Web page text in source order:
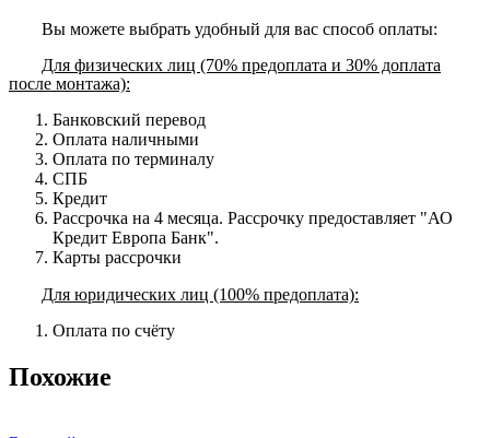
Вы можете выбрать удобный для вас способ оплаты:
Для физических лиц (70% предоплата и 30% доплата
после монтажа):
Банковский перевод
Оплата наличными
Оплата по терминалу
СПБ
Кредит
Рассрочка на 4 месяца. Рассрочку предоставляет "АО
Кредит Европа Банк".
Карты рассрочки
Для юридических лиц (100% предоплата):
Оплата по счёту
Похожие